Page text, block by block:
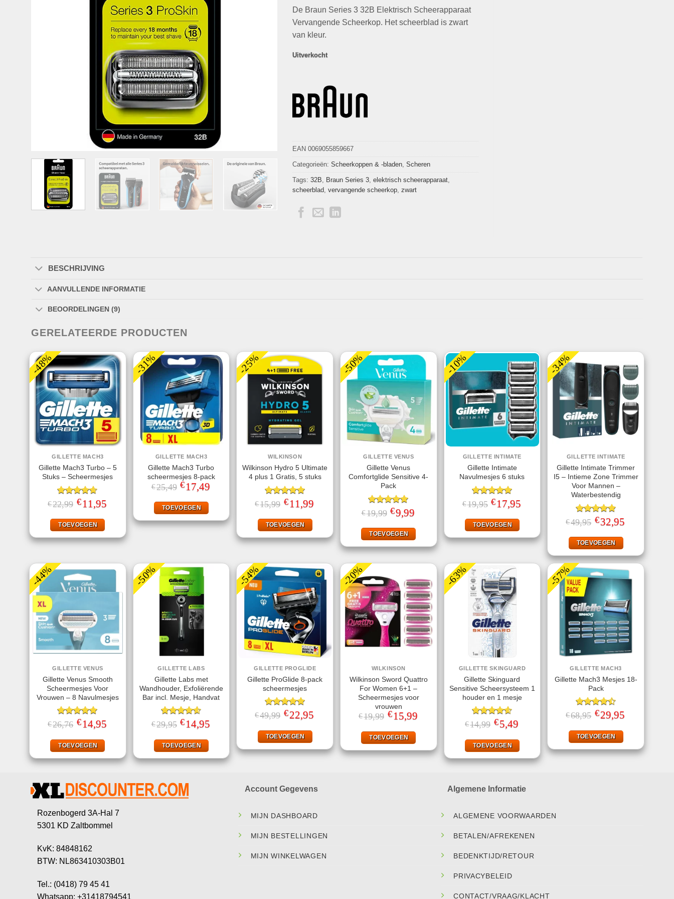
op klant
waarderingen
was:
€24,99.
is:
€12,48.
De Braun Series 3 32B Elektrisch Scheerapparaat
Vervangende Scheerkop. Het scheerblad is zwart
van kleur.
Uitverkocht
EAN 0069055859667
Categorieën: Scheerkoppen & -bladen, Scheren
Tags: 32B, Braun Series 3, elektrisch scheerapparaat,
scheerblad, vervangende scheerkop, zwart
BESCHRIJVING
AANVULLENDE INFORMATIE
BEOORDELINGEN (9)
GERELATEERDE PRODUCTEN
-48%
GILLETTE MACH3
Gillette Mach3 Turbo – 5
Stuks – Scheermesjes
Gewaardeerd
4.60uit 5
€22,99 Oorspronkelijke
prijs
€22,99.
€ 11,95prijs
TOEVOEGEN
-31%
GILLETTE MACH3
Gillette Mach3 Turbo
scheermesjes 8-pack
€25,49 Oorspronkelijke
prijs
€25,49.
€ 17,49
TOEVOEGEN
-25%
WILKINSON
Wilkinson Hydro 5 Ultimate
4 plus 1 Gratis, 5 stuks
Gewaardeerd
5.00uit 5
€15,99 Oorspronkelijke
prijs
€15,99.
€ 11,99Huidige
TOEVOEGEN
-50%
GILLETTE VENUS
Gillette Venus
Comfortglide Sensitive 4-
Pack
Gewaardeerd
5.00 uit 5
€19,99 Oorspronkelijke
prijs
€19,99.
€9,99
€9,99.
TOEVOEGEN
-10%
GILLETTE INTIMATE
Gillette Intimate
Navulmesjes 6 stuks
Gewaardeerd
5.00uit 5
€19,95 Oorspronkelijke
prijs
€19,95.
€ 17,95
TOEVOEGEN
-34%
GILLETTE INTIMATE
Gillette Intimate Trimmer
I5 – Intieme Zone Trimmer
Voor Mannen –
Waterbestendig
Gewaardeerd
4.93uit 5
€49,95 Oorspronkelijke
prijs
€49,95.
€32,95prijs
TOEVOEGEN
-44%
GILLETTE VENUS
Gillette Venus Smooth
Scheermesjes Voor
Vrouwen – 8 Navulmesjes
Gewaardeerd
5.00uit 5
€26,76 Oorspronkelijke
prijs
€26,76.
€ 14,95prijs
TOEVOEGEN
-50%
GILLETTE LABS
Gillette Labs met
Wandhouder, Exfoliërende
Bar incl. Mesje, Handvat
Gewaardeerd
4.57uit 5
€29,95 Oorspronkelijke
prijs
€29,95.
€ 14,95
TOEVOEGEN
-54%
GILLETTE PROGLIDE
Gillette ProGlide 8-pack
scheermesjes
Gewaardeerd
5.00uit 5
€49,99 Oorspronkelijke
prijs
€49,99.
€22,95prijs
TOEVOEGEN
-20%
WILKINSON
Wilkinson Sword Quattro
For Women 6+1 –
Scheermesjes voor
vrouwen
€19,99 Oorspronkelijke
prijs
€19,99.
€ 15,99Huidige
TOEVOEGEN
-63%
GILLETTE SKINGUARD
Gillette Skinguard
Sensitive Scheersysteem 1
houder en 1 mesje
Gewaardeerd
4.60 uit 5
€14,99 Oorspronkelijke
prijs
€14,99.
€5,49Huidige
€5,49.
TOEVOEGEN
-57%
GILLETTE MACH3
Gillette Mach3 Mesjes 18-
Pack
Gewaardeerd
4.50uit 5
€68,95 Oorspronkelijke
prijs
€68,95.
€29,95prijs
TOEVOEGEN
Rozenbogerd 3A-Hal 7
5301 KD Zaltbommel
KvK: 84848162
BTW: NL863410303B01
Tel.: (0418) 79 45 41
Whatsapp: +31418794541
Account Gegevens
MIJN DASHBOARD
MIJN BESTELLINGEN
MIJN WINKELWAGEN
Algemene Informatie
ALGEMENE VOORWAARDEN
BETALEN/AFREKENEN
BEDENKTIJD/RETOUR
PRIVACYBELEID
CONTACT/VRAAG/KLACHT